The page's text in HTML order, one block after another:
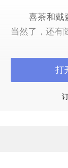
喜茶和戴
当然了，还有
我国新中产
济的强大驱动
随着收入增
消费升级正
打